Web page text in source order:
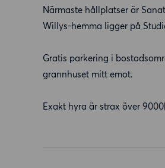
Närmaste hållplatser är
Willys-hemma ligger på
Gratis parkering i
grannhuset mitt emot.
Exakt hyra är strax över